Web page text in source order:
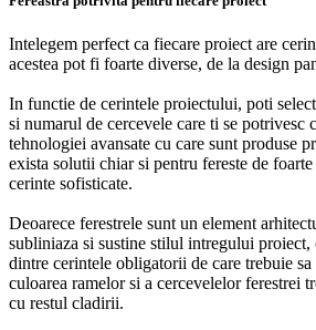
Intelegem perfect ca fiecare proiect are
acestea pot fi foarte diverse, de la design
In functie de cerintele proiectului, poti
si numarul de cercevele care ti se potrivesc
tehnologiei avansate cu care sunt produse
exista solutii chiar si pentru fereste de
cerinte sofisticate.
Deoarece ferestrele sunt un element
subliniaza si sustine stilul intregului proiect,
dintre cerintele obligatorii de care trebuie
culoarea ramelor si a cercevelelor ferestrei
cu restul cladirii.